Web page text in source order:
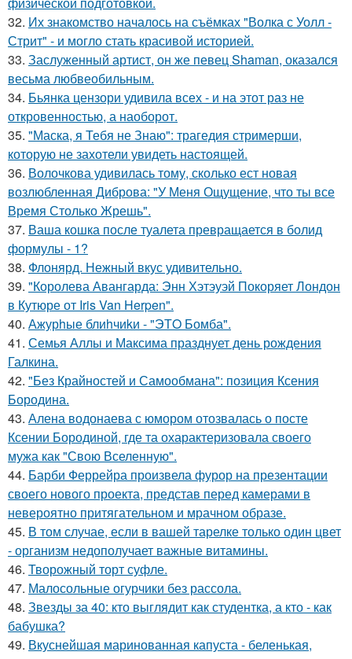
32. Их знакомство началось на съёмках "Волка с Уолл -
Стрит" - и могло стать красивой историей.
33. Заслуженный артист, он же певец Shaman, оказался
весьма любвеобильным.
34. Бьянка цензори удивила всех - и на этот раз не
откровенностью, а наоборот.
35. "Маска, я Тебя не Знаю": трагедия стримерши,
которую не захотели увидеть настоящей.
36. Волочкова удивилась тому, сколько ест новая
возлюбленная Диброва: "У Меня Ощущение, что ты все
Время Столько Жрешь".
37. Ваша кошка после туалета превращается в болид
формулы - 1?
38. Флонярд. Нежный вкус удивительно.
39. "Королева Авангарда: Энн Хэтэуэй Покоряет Лондон
в Кутюре от Iris Van Herpen".
40. Ажурhые блиhчиkи - "ЭТO Бомба".
41. Семья Аллы и Максима празднует день рождения
Галкина.
42. "Без Крайностей и Самообмана": позиция Ксения
Бородина.
43. Алена водонаева с юмором отозвалась о посте
Ксении Бородиной, где та охарактеризовала своего
мужа как "Свою Вселенную".
44. Барби Феррейра произвела фурор на презентации
своего нового проекта, представ перед камерами в
невероятно притягательном и мрачном образе.
45. В том случае, если в вашей тарелке только один цвет
- организм недополучает важные витамины.
46. Творожный торт суфле.
47. Малосольные огурчики без рассола.
48. Звезды за 40: кто выглядит как студентка, а кто - как
бабушка?
49. Вкуснейшая маринованная капуста - беленькая,